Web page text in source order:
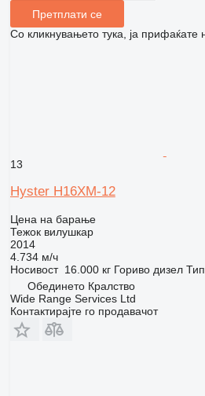
Претплати се
Со кликнувањето тука, ја прифаќате
13
Hyster H16XM-12
Цена на барање
Тежок вилушкар
2014
4.734 м/ч
Носивост 16.000 кг Гориво дизел
Обединето Кралство
Wide Range Services Ltd
Контактирајте го продавачот